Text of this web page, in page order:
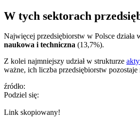
W tych sektorach
Najwięcej przedsiębiorstw w Polsce działa
naukowa i techniczna (13,7%).
Z kolei najmniejszy udział w strukturze
ważne, ich liczba przedsiębiorstw pozostaje
źródło:
Podziel się:
Link skopiowany!